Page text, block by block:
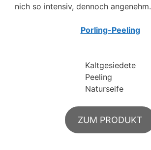
nich so intensiv, dennoch angenehm.
Porling-Peeling
Kaltgesiedete
Peeling
Naturseife
ZUM PRODUKT